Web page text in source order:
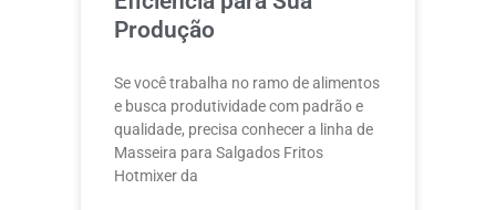
Produção
Se você trabalha no ramo de alimentos
e busca produtividade com padrão e
qualidade, precisa conhecer a linha de
Masseira para Salgados Fritos
Hotmixer da